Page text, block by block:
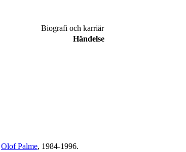
Biografi och karriär
Händelse
Olof Palme, 1984-1996.